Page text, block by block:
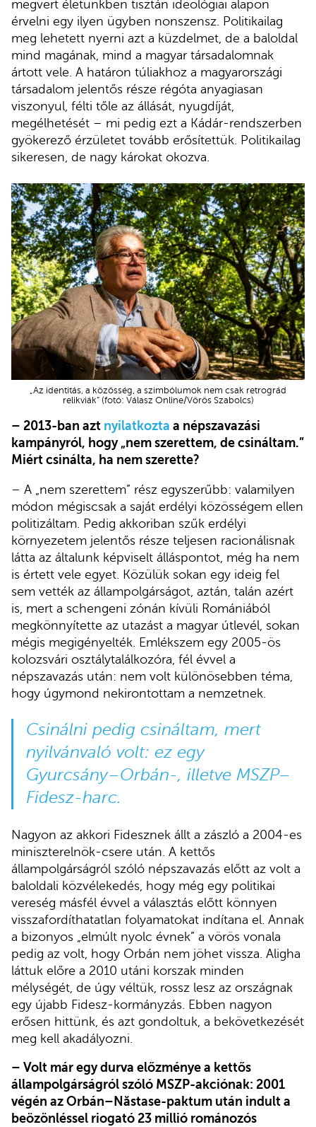
megvert életünkben tisztán ideológiai alapon
érvelni egy ilyen ügyben nonszensz. Politikailag
meg lehetett nyerni azt a küzdelmet, de a baloldal
mind magának, mind a magyar társadalomnak
ártott vele. A határon túliakhoz a magyarországi
társadalom jelentős része régóta anyagiasan
viszonyul, félti tőle az állását, nyugdíját,
megélhetését – mi pedig ezt a Kádár-rendszerben
gyökerező érzületet tovább erősítettük. Politikailag
sikeresen, de nagy károkat okozva.
„Az identitás, a közösség, a szimbólumok nem csak retrográd
relikviák” (fotó: Válasz Online/Vörös Szabolcs)
– 2013-ban azt nyilatkozta a népszavazási
kampányról, hogy „nem szerettem, de csináltam.”
Miért csinálta, ha nem szerette?
– A „nem szerettem” rész egyszerűbb: valamilyen
módon mégiscsak a saját erdélyi közösségem ellen
politizáltam. Pedig akkoriban szűk erdélyi
környezetem jelentős része teljesen racionálisnak
látta az általunk képviselt álláspontot, még ha nem
is értett vele egyet. Közülük sokan egy ideig fel
sem vették az állampolgárságot, aztán, talán azért
is, mert a schengeni zónán kívüli Romániából
megkönnyítette az utazást a magyar útlevél, sokan
mégis megigényelték. Emlékszem egy 2005-ös
kolozsvári osztálytalálkozóra, fél évvel a
népszavazás után: nem volt különösebben téma,
hogy úgymond nekirontottam a nemzetnek.
Csinálni pedig csináltam, mert
nyilvánvaló volt: ez egy
Gyurcsány–Orbán-, illetve MSZP–
Fidesz-harc.
Nagyon az akkori Fidesznek állt a zászló a 2004-es
miniszterelnök-csere után. A kettős
állampolgárságról szóló népszavazás előtt az volt a
baloldali közvélekedés, hogy még egy politikai
vereség másfél évvel a választás előtt könnyen
visszafordíthatatlan folyamatokat indítana el. Annak
a bizonyos „elmúlt nyolc évnek” a vörös vonala
pedig az volt, hogy Orbán nem jöhet vissza. Aligha
láttuk előre a 2010 utáni korszak minden
mélységét, de úgy véltük, rossz lesz az országnak
egy újabb Fidesz-kormányzás. Ebben nagyon
erősen hittünk, és azt gondoltuk, a bekövetkezését
meg kell akadályozni.
– Volt már egy durva előzménye a kettős
állampolgárságról szóló MSZP-akciónak: 2001
végén az Orbán–Năstase-paktum után indult a
beözönléssel riogató 23 millió románozós